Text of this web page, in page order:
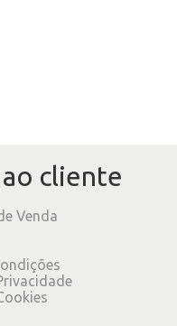
cliente
Venda